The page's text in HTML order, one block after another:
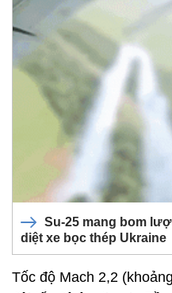
Su-25 mang bom
diệt xe bọc thép Ukraine
Tốc độ Mach 2,2